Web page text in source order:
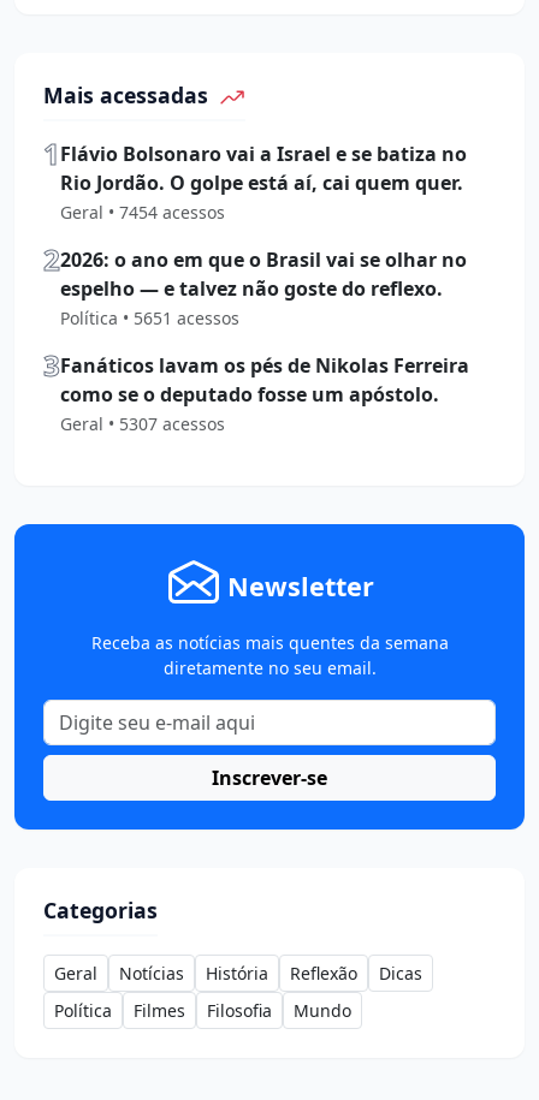
Mais acessadas
1Flávio Bolsonaro vai a Israel e se batiza no
Rio Jordão. O golpe está aí, cai quem quer.
Geral • 7454 acessos
22026: o ano em que o Brasil vai se olhar no
espelho — e talvez não goste do reflexo.
Política • 5651 acessos
3Fanáticos lavam os pés de Nikolas Ferreira
como se o deputado fosse um apóstolo.
Geral • 5307 acessos
Newsletter
Receba as notícias mais quentes da semana
diretamente no seu email.
Inscrever-se
Categorias
Geral Notícias História Reflexão
Dicas
Política
Filmes Filosofia Mundo